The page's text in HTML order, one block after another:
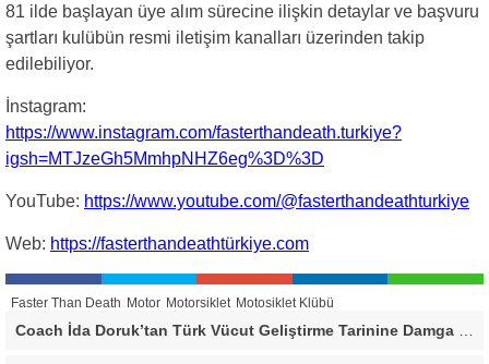
81 ilde başlayan üye alım sürecine ilişkin detaylar ve başvuru
şartları kulübün resmi iletişim kanalları üzerinden takip
edilebiliyor.
İnstagram:
https://www.instagram.com/fasterthandeath.turkiye?
igsh=MTJzeGh5MmhpNHZ6eg%3D%3D
YouTube: https://www.youtube.com/@fasterthandeathturkiye
Web: https://fasterthandeathtürkiye.com
Faster Than Death Motor Motorsiklet Motosiklet Klübü